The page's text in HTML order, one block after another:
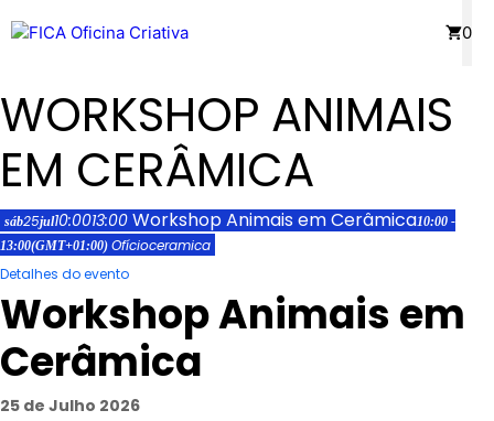
para
conteúdo
0
WORKSHOP ANIMAIS
EM CERÂMICA
sáb25jul10:0013:00 Workshop Animais em Cerâmica10:00 -
13:00(GMT+01:00) Ofícioceramica
Detalhes do evento
Workshop Animais em
Cerâmica
25 de Julho 2026